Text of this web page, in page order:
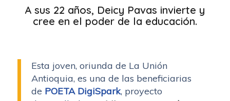
A sus 22 años, Deicy Pavas invierte y
cree en el poder de la educación.
Esta joven, oriunda de La Unión
Antioquia, es una de las beneficiarias
de POETA DigiSpark, proyecto